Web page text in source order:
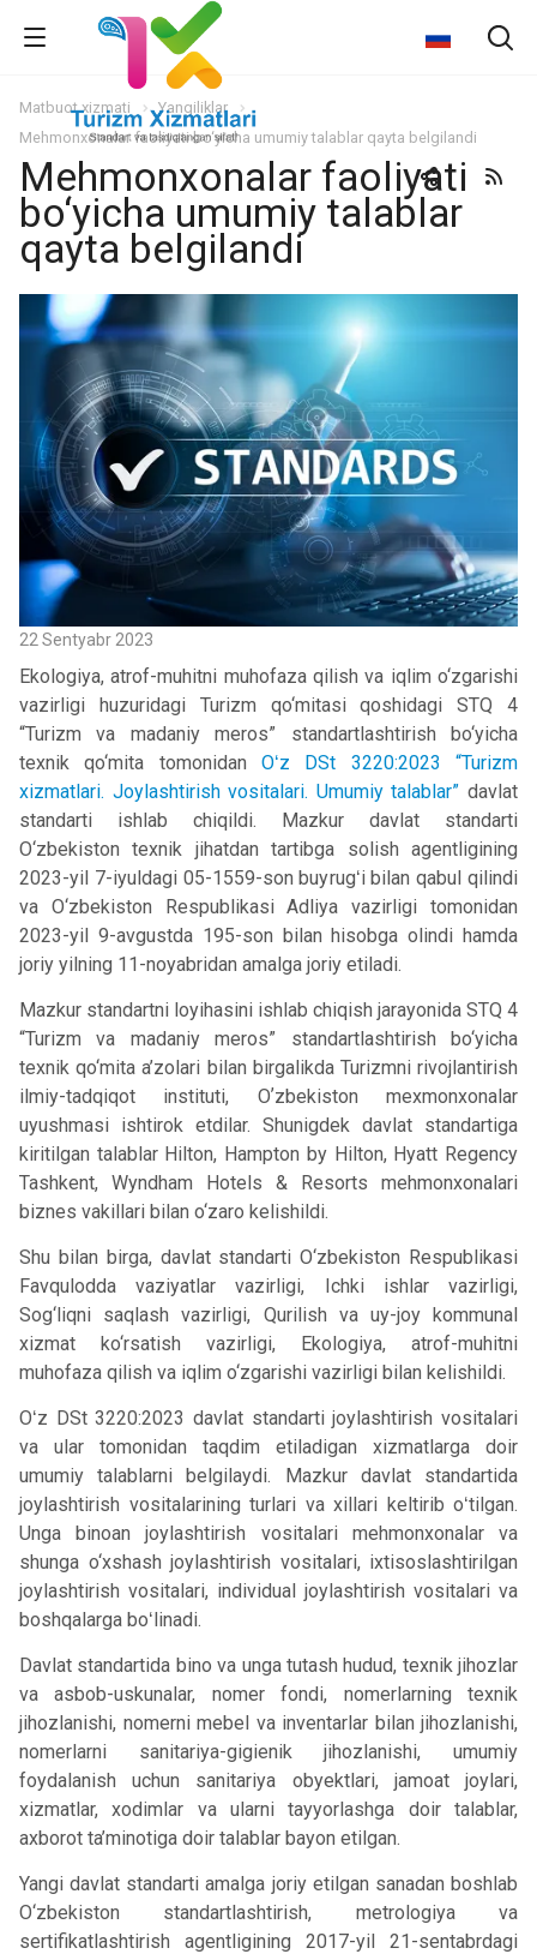
Matbuot xizmati
Yangiliklar
Mehmonxonalar faoliyati bo‘yicha umumiy talablar qayta belgilandi
Mehmonxonalar faoliyati
bo‘yicha umumiy talablar
qayta belgilandi
22 Sentyabr 2023
Ekologiya, atrof-muhitni muhofaza qilish va iqlim o‘zgarishi
vazirligi huzuridagi Turizm qo‘mitasi qoshidagi STQ 4
“Turizm va madaniy meros” standartlashtirish bo‘yicha
texnik qo‘mita tomonidan Oʻz DSt 3220:2023 “Turizm
xizmatlari. Joylashtirish vositalari. Umumiy talablar” davlat
standarti ishlab chiqildi. Mazkur davlat standarti
O‘zbekiston texnik jihatdan tartibga solish agentligining
2023-yil 7-iyuldagi 05-1559-son buyrugʻi bilan qabul qilindi
va O‘zbekiston Respublikasi Adliya vazirligi tomonidan
2023-yil 9-avgustda 195-son bilan hisobga olindi hamda
joriy yilning 11-noyabridan amalga joriy etiladi.
Mazkur standartni loyihasini ishlab chiqish jarayonida STQ 4
“Turizm va madaniy meros” standartlashtirish bo‘yicha
texnik qo‘mita a’zolari bilan birgalikda Turizmni rivojlantirish
ilmiy-tadqiqot instituti, Oʼzbekiston mexmonxonalar
uyushmasi ishtirok etdilar. Shunigdek davlat standartiga
kiritilgan talablar Hilton, Hampton by Hilton, Hyatt Regency
Tashkent, Wyndham Hotels & Resorts mehmonxonalari
biznes vakillari bilan o‘zaro kelishildi.
Shu bilan birga, davlat standarti O‘zbekiston Respublikasi
Favqulodda vaziyatlar vazirligi, Ichki ishlar vazirligi,
Sog‘liqni saqlash vazirligi, Qurilish va uy-joy kommunal
xizmat ko‘rsatish vazirligi, Ekologiya, atrof-muhitni
muhofaza qilish va iqlim o‘zgarishi vazirligi bilan kelishildi.
Oʻz DSt 3220:2023 davlat standarti joylashtirish vositalari
va ular tomonidan taqdim etiladigan xizmatlarga doir
umumiy talablarni belgilaydi. Mazkur davlat standartida
joylashtirish vositalarining turlari va xillari keltirib oʻtilgan.
Unga binoan joylashtirish vositalari mehmonxonalar va
shunga o‘xshash joylashtirish vositalari, ixtisoslashtirilgan
joylashtirish vositalari, individual joylashtirish vositalari va
boshqalarga boʻlinadi.
Davlat standartida bino va unga tutash hudud, texnik jihozlar
va asbob-uskunalar, nomer fondi, nomerlarning texnik
jihozlanishi, nomerni mebel va inventarlar bilan jihozlanishi,
nomerlarni sanitariya-gigienik jihozlanishi, umumiy
foydalanish uchun sanitariya obyektlari, jamoat joylari,
xizmatlar, xodimlar va ularni tayyorlashga doir talablar,
axborot ta’minotiga doir talablar bayon etilgan.
Yangi davlat standarti amalga joriy etilgan sanadan boshlab
O‘zbekiston standartlashtirish, metrologiya va
sertifikatlashtirish agentligining 2017-yil 21-sentabrdagi